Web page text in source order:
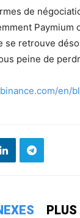
de
se retrouve
peine de
en/
PLUS